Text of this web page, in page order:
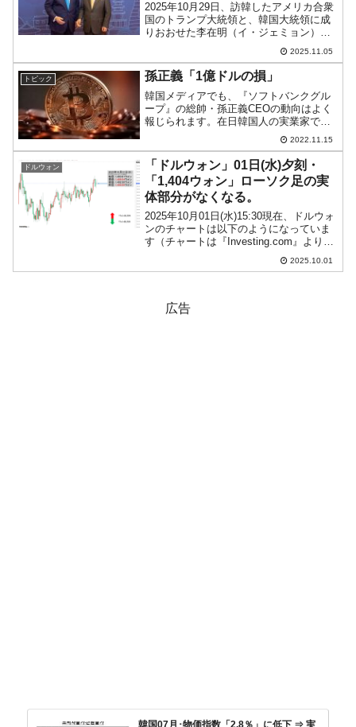
2025年10月29日、訪韓したアメリカ合衆
国のトランプ大統領と、韓国大統領に成
りおおせた李在明（イ・ジェミョン）さ
んとの間で米韓首脳会談が開催され、
「米韓関税交渉妥結」と公表されたので
すが、2025年11月05日現在、いまだに
「共同声明」...
2025.11.05
トピック 孫正義「1億ドルの損」
韓国メディアでも、『ソフトバンクグル
ープ』の総帥・孫正義CEOの動向はよく
報じられます。在日韓国人の実業家で、
世界的に成功した経営者と認められてい
るからでしょう。読者の皆さまもご存じ
のとおり、暗号資産の取引所『FTX』が
破綻したのですが、こ...
2022.11.15
ドルウォン
「ドルウォン」01日(水)夕刻・
「1,404ウォン」ローソク足の実
体部分がなくなる。
2025年10月01日(水)15:30現在、ドルウォ
ンのチャートは以下のようになっていま
す（チャートは『Investing.com』より引
用）。ローソク足の実体部分がなくなり
ました。ウォン高方向二抑え込まれてい
2025.10.01
広告
韓国07月･物価指数「2.8％」に低下 ⇒ 実